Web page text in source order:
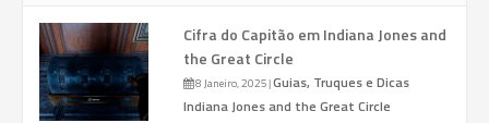
Cifra do Capitão em Indiana Jones and
the Great Circle
8 Janeiro, 2025|Guias, Truques e Dicas
Indiana Jones and the Great Circle